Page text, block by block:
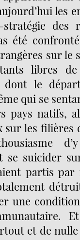
les
stratégie des
été
sur le
libres
dont le
qui se
pays natifs,
sur les filières
se suicider
partis par
une
et de